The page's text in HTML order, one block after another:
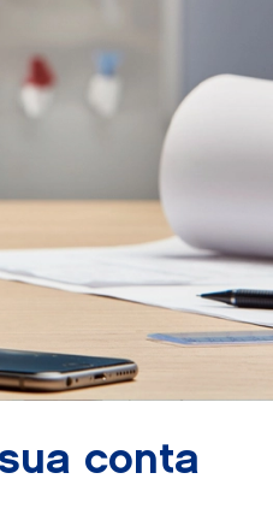
conta